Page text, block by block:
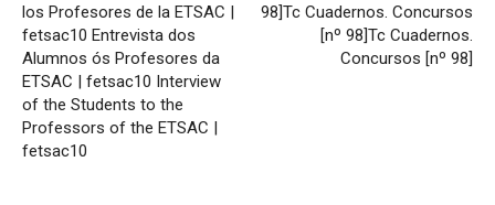
los Profesores de la ETSAC |
fetsac10 Entrevista dos
Alumnos ós Profesores da
ETSAC | fetsac10 Interview
of the Students to the
Professors of the ETSAC |
fetsac10
98]Tc Cuadernos. Concursos
[nº 98]Tc Cuadernos.
Concursos [nº 98]